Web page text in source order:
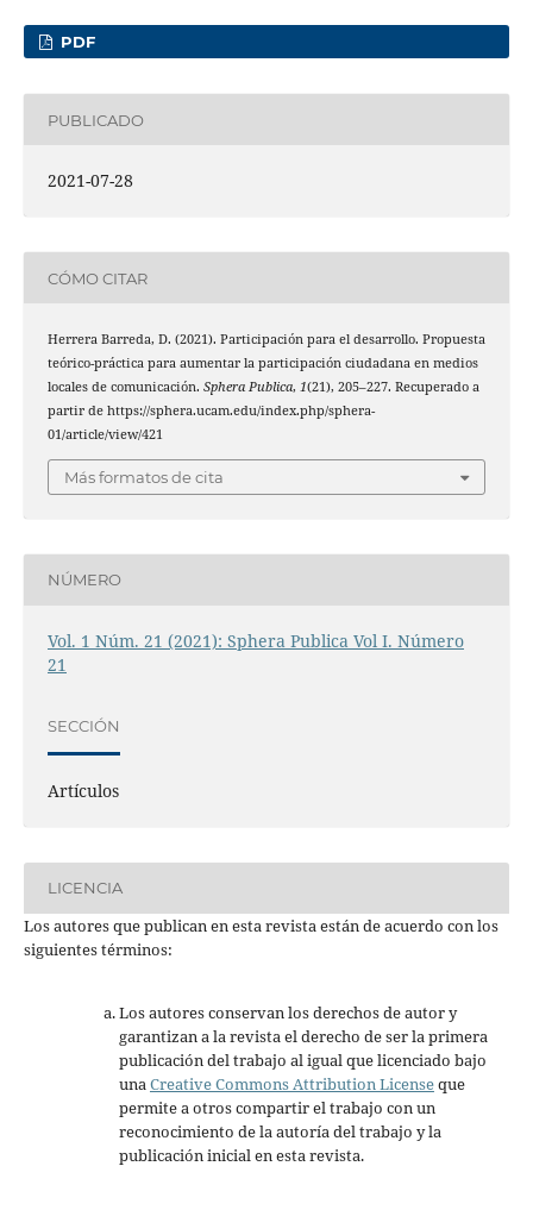
PDF
PUBLICADO
2021-07-28
CÓMO CITAR
Herrera Barreda, D. (2021). Participación para el desarrollo. Propuesta
teórico-práctica para aumentar la participación ciudadana en medios
locales de comunicación. Sphera Publica, 1(21), 205–227. Recuperado a
partir de https://sphera.ucam.edu/index.php/sphera-
01/article/view/421
Más formatos de cita
NÚMERO
Vol. 1 Núm. 21 (2021): Sphera Publica Vol I. Número
21
SECCIÓN
Artículos
LICENCIA
Los autores que publican en esta revista están de acuerdo con los
siguientes términos:
Los autores conservan los derechos de autor y
garantizan a la revista el derecho de ser la primera
publicación del trabajo al igual que licenciado bajo
unaCreative Commons Attribution Licenseque
permite a otros compartir el trabajo con un
reconocimiento de la autoría del trabajo y la
publicación inicial en esta revista.